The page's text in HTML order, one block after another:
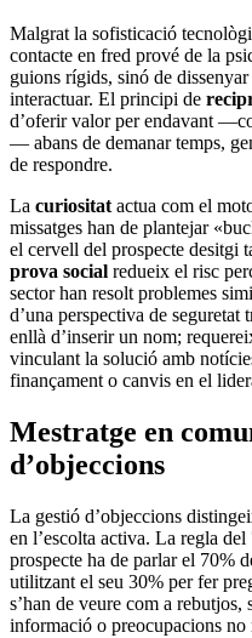
Malgrat la sofisticació
contacte en fred prové de la
guions rígids, sinó de
interactuar. El principi de
d’oferir valor per endavant
— abans de demanar temps,
de respondre.
La curiositat actua com el
missatges han de plantejar
el cervell del prospecte desitgi
prova social redueix el risc
sector han resolt problemes
d’una perspectiva de
enllà d’inserir un nom;
vinculant la solució amb
finançament o canvis en el
Mestratge en
d’objeccions
La gestió d’objeccions
en l’escolta activa. La regla del
prospecte ha de parlar el 70%
utilitzant el seu 30% per fer
s’han de veure com a
informació o preocupacions no